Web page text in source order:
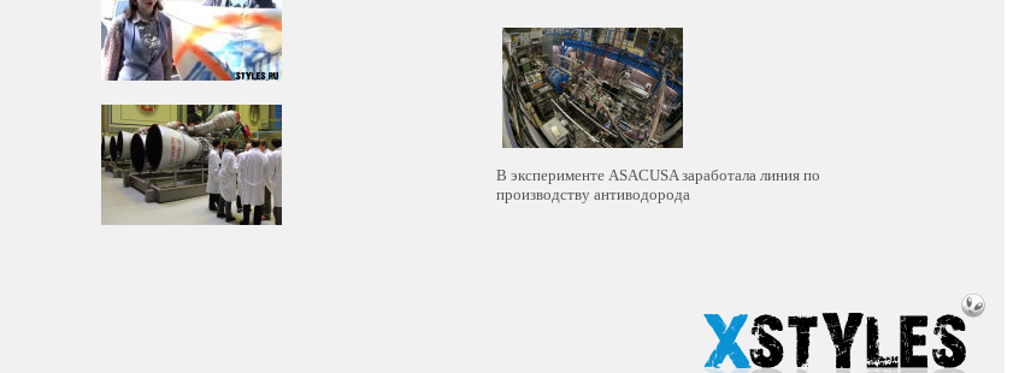
В эксперименте ASACUSA заработала линия по
производству антиводорода